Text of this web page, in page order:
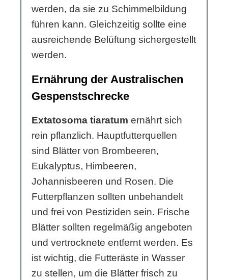
werden, da sie zu Schimmelbildung
führen kann. Gleichzeitig sollte eine
ausreichende Belüftung sichergestellt
werden.
Ernährung der Australischen
Gespenstschrecke
Extatosoma tiaratum ernährt sich
rein pflanzlich. Hauptfutterquellen
sind Blätter von Brombeeren,
Eukalyptus, Himbeeren,
Johannisbeeren und Rosen. Die
Futterpflanzen sollten unbehandelt
und frei von Pestiziden sein. Frische
Blätter sollten regelmäßig angeboten
und vertrocknete entfernt werden. Es
ist wichtig, die Futteräste in Wasser
zu stellen, um die Blätter frisch zu